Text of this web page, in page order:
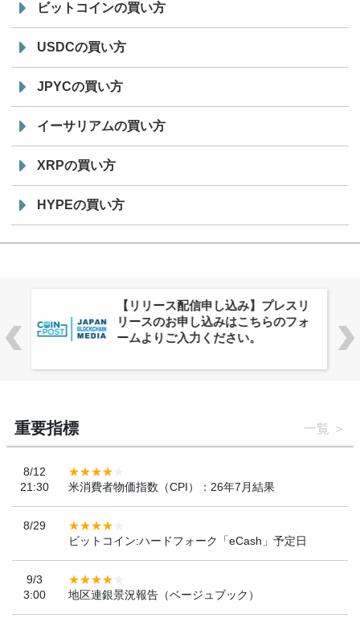
ビットコインの買い方
USDCの買い方
JPYCの買い方
イーサリアムの買い方
XRPの買い方
HYPEの買い方
株式会社PlnX、アジア最大級のグロ
ーバルWeb3カンファレンス
「WebX2026」とのコラボレーショ
重要指標 一覧
8/12
21:30
米消費者物価指数（CPI）：26年7月結果
8/29
ビットコイン:ハードフォーク「eCash」予定日
9/3
3:00
地区連銀景況報告（ベージュブック）